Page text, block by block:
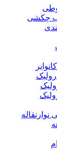
چکشی
رولیک